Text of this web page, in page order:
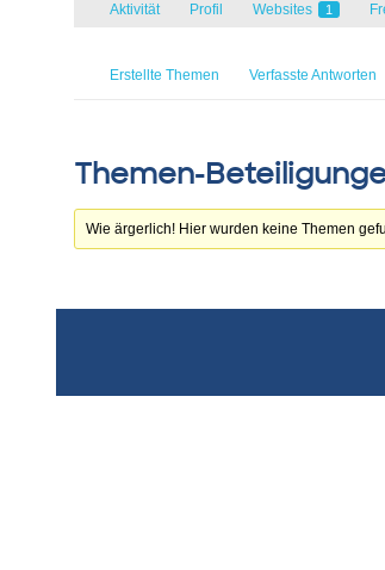
Aktivität Profil Websites 1
Erstellte Themen Verfasste Antworten
Themen-
Wie ärgerlich! Hier wurden keine Themen